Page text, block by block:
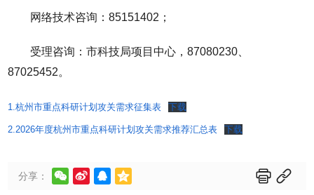
网络技术咨询：85151402；
受理咨询：市科技局项目中心，87080230、
87025452。
1.杭州市重点科研计划攻关需求征集表 下载
2.2026年度杭州市重点科研计划攻关需求推荐汇总表 下载
分享：      